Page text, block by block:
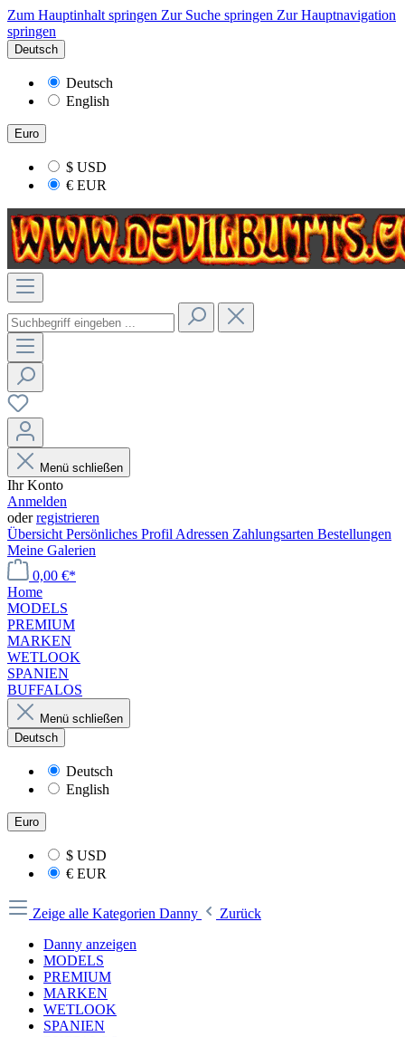
Zum Hauptinhalt springen Zur Suche springen Zur Hauptnavigation
springen
Deutsch
Deutsch
English
Euro
$ USD
€ EUR
Menü schließen
Ihr Konto
Anmelden
oderregistrieren
Übersicht Persönliches Profil Adressen Zahlungsarten Bestellungen
Meine Galerien
0,00 €*
Home
MODELS
PREMIUM
MARKEN
WETLOOK
SPANIEN
BUFFALOS
Menü schließen
Deutsch
Deutsch
English
Euro
$ USD
€ EUR
Zeige alle Kategorien Danny
Zurück
Danny anzeigen
MODELS
PREMIUM
MARKEN
WETLOOK
SPANIEN